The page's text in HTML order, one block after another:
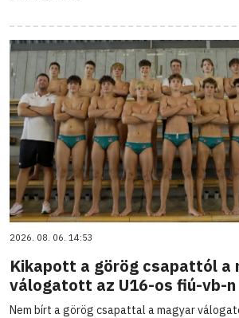
2026. 08. 06. 14:53
Kikapott a görög csapattól a
válogatott az U16-os fiú-vb-n
Nem bírt a görög csapattal a magyar